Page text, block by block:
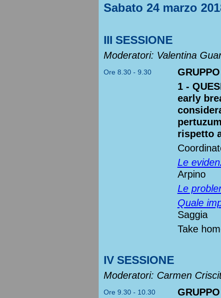
Sabato 24 marzo
III SESSIONE
Moderatori: Valentina
Ore 8.30 - 9.30
1 -
early
rispetto
Le
Arpino
Le
Quale
Saggia
Take
IV SESSIONE
Moderatori: Carmen
Ore 9.30 - 10.30